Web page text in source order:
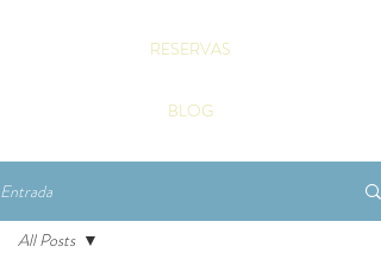
RESERVAS
BLOG
Entrada
All Posts